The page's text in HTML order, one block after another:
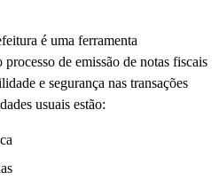
é uma ferramenta
de emissão de notas fiscais
e segurança nas transações
usuais estão: